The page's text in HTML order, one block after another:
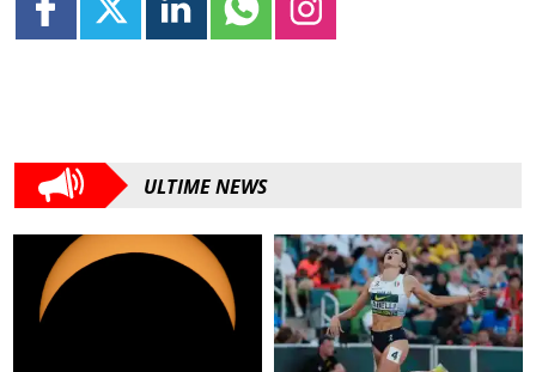
ULTIME NEWS